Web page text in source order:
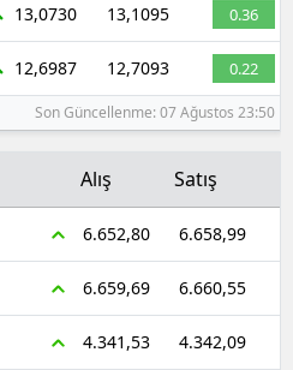
13,0730 13,1095 0.36
12,6987 12,7093 0.22
Son Güncellenme: 07 Ağustos 23:50
Alış Satış
6.652,80 6.658,99
6.659,69 6.660,55
4.341,53 4.342,09